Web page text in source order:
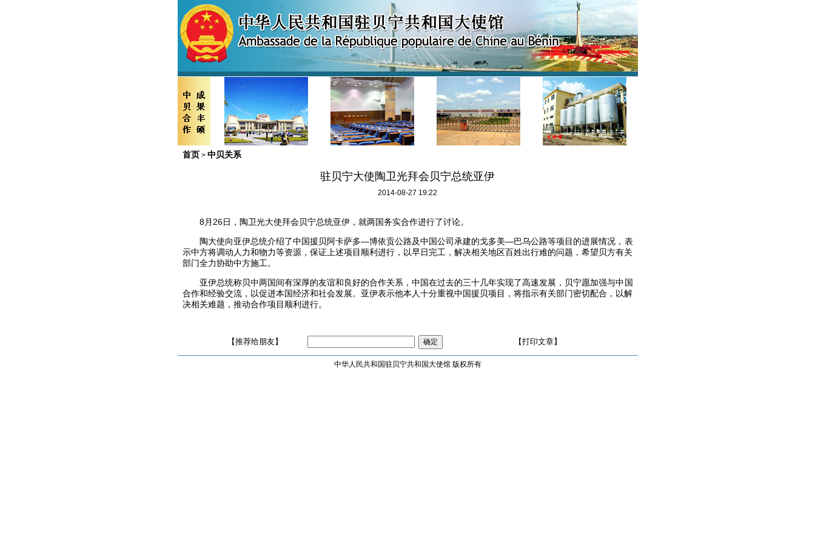
首页 > 中贝关系
驻贝宁大使陶卫光拜会贝宁总统亚伊
2014-08-27 19:22
8月 26日，陶卫光大使拜会贝宁总统亚伊，就两国务实合作进行了讨论。
陶大使向亚伊总统介绍了中国援贝阿卡萨多—博依贡公路及中国公司承建的戈多美—巴乌公路等项目的进展情况，表
示中方将调动人力和物力等资源，保证上述项目顺利进行，以早日完工，解决相关地区百姓出行难的问题，希望贝方有关
部门全力协助中方施工。
亚伊总统称贝中两国间有深厚的友谊和良好的合作关系，中国在过去的三十几年实现了高速发展，贝宁愿加强与中国
合作和经验交流，以促进本国经济和社会发展。亚伊表示他本人十分重视中国援贝项目，将指示有关部门密切配合，以解
决相关难题，推动合作项目顺利进行。
【推荐给朋友】 【打印文章】
中华人民共和国驻贝宁共和国大使馆 版权所有